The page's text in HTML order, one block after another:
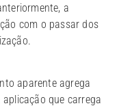
a
com o passar dos
aparente agrega
que carrega